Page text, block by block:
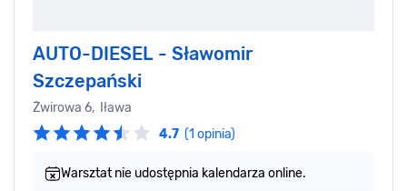
AUTO-DIESEL - Sławomir
Szczepański
Żwirowa 6, Iława
4.7 (1 opinia)
Warsztat nie udostępnia kalendarza online.